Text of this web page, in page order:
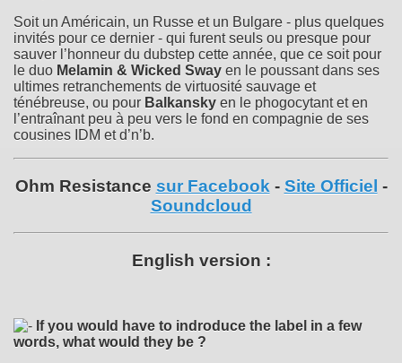
Soit un Américain, un Russe et un Bulgare - plus quelques
invités pour ce dernier - qui furent seuls ou presque pour
sauver l’honneur du dubstep cette année, que ce soit pour
le duo Melamin & Wicked Sway en le poussant dans ses
ultimes retranchements de virtuosité sauvage et
ténébreuse, ou pour Balkansky en le phogocytant et en
l’entraînant peu à peu vers le fond en compagnie de ses
cousines IDM et d’n’b.
Ohm Resistance sur Facebook - Site Officiel -
Soundcloud
English version :
If you would have to indroduce the label in a few
words, what would they be ?